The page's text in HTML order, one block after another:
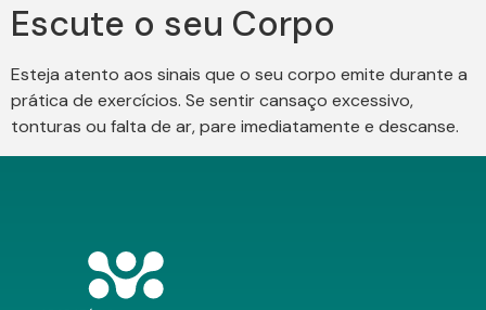
Escute o seu Corpo
Esteja atento aos sinais que o seu corpo emite durante a
prática de exercícios. Se sentir cansaço excessivo,
tonturas ou falta de ar, pare imediatamente e descanse.